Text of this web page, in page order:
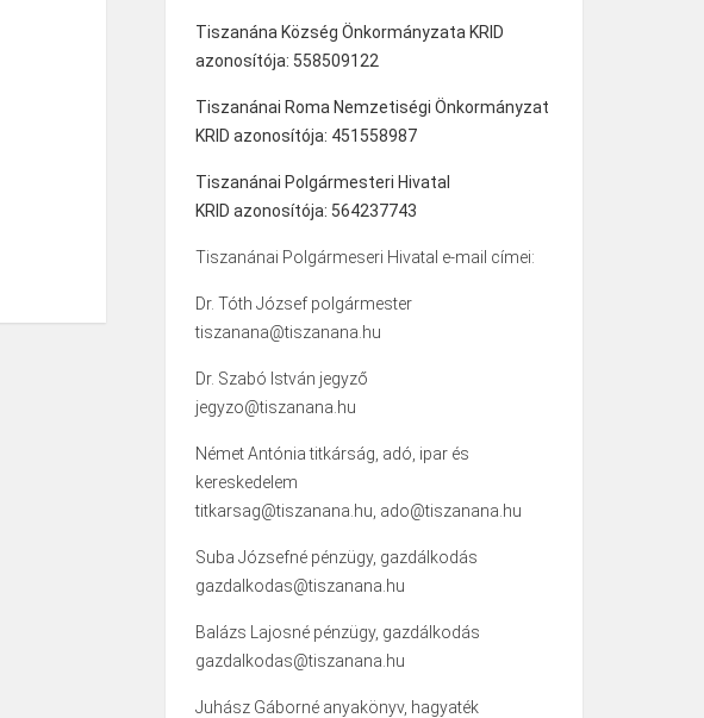
Tiszanána Község Önkormányzata KRID
azonosítója: 558509122
Tiszanánai Roma Nemzetiségi Önkormányzat
KRID azonosítója: 451558987
Tiszanánai Polgármesteri Hivatal
KRID azonosítója: 564237743
Tiszanánai Polgármeseri Hivatal e-mail címei:
Dr. Tóth József polgármester
tiszanana@tiszanana.hu
Dr. Szabó István jegyző
jegyzo@tiszanana.hu
Német Antónia titkárság, adó, ipar és
kereskedelem
titkarsag@tiszanana.hu, ado@tiszanana.hu
Suba Józsefné pénzügy, gazdálkodás
gazdalkodas@tiszanana.hu
Balázs Lajosné pénzügy, gazdálkodás
gazdalkodas@tiszanana.hu
Juhász Gáborné anyakönyv, hagyaték